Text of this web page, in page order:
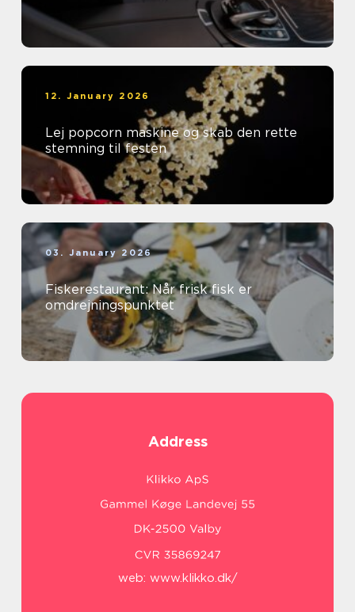
12. January 2026
Lej popcorn maskine og skab den rette
stemning til festen
03. January 2026
Fiskerestaurant: Når frisk fisk er
omdrejningspunktet
Address
web: www.klikko.dk/